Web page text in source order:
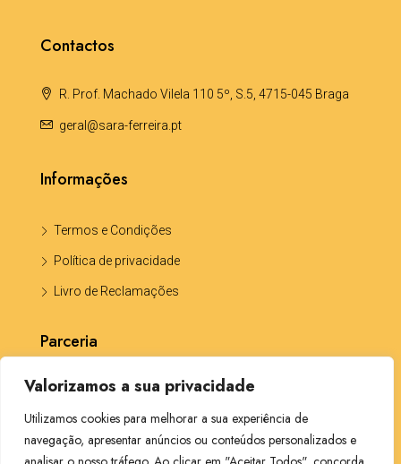
Valorizamos a sua privacidade
Utilizamos cookies para melhorar a sua experiência de
navegação, apresentar anúncios ou conteúdos personalizados e
Contactos
R. Prof. Machado Vilela 110 5º, S.5, 4715-045 Braga
geral@sara-ferreira.pt
Informações
Termos e Condições
Política de privacidade
Livro de Reclamações
Parceria
Katia Portela -Solicitadora CP5703